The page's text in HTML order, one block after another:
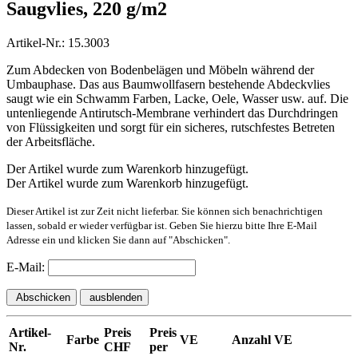
Saugvlies, 220 g/m2
Artikel-Nr.: 15.3003
Zum Abdecken von Bodenbelägen und Möbeln während der
Umbauphase. Das aus Baumwollfasern bestehende Abdeckvlies
saugt wie ein Schwamm Farben, Lacke, Oele, Wasser usw. auf. Die
untenliegende Antirutsch-Membrane verhindert das Durchdringen
von Flüssigkeiten und sorgt für ein sicheres, rutschfestes Betreten
der Arbeitsfläche.
Der Artikel wurde zum Warenkorb hinzugefügt.
Der Artikel wurde zum Warenkorb hinzugefügt.
Dieser Artikel ist zur Zeit nicht lieferbar. Sie können sich benachrichtigen
lassen, sobald er wieder verfügbar ist. Geben Sie hierzu bitte Ihre E-Mail
Adresse ein und klicken Sie dann auf "Abschicken".
E-Mail:
Abschicken ausblenden
Artikel-
Nr.
Farbe
Preis
CHF
Preis
per
VE Anzahl VE